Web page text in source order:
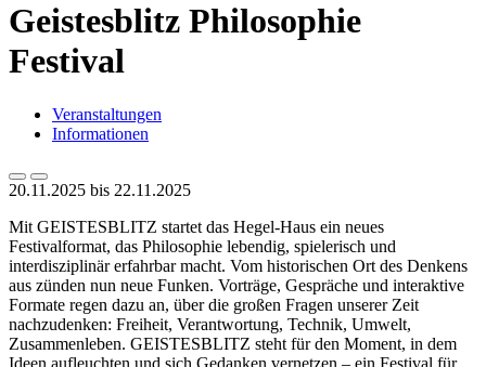
Geistesblitz Philosophie
Festival
Veranstaltungen
Informationen
20.11.2025 bis 22.11.2025
Mit GEISTESBLITZ startet das Hegel-Haus ein neues
Festivalformat, das Philosophie lebendig, spielerisch und
interdisziplinär erfahrbar macht. Vom historischen Ort des Denkens
aus zünden nun neue Funken. Vorträge, Gespräche und interaktive
Formate regen dazu an, über die großen Fragen unserer Zeit
nachzudenken: Freiheit, Verantwortung, Technik, Umwelt,
Zusammenleben. GEISTESBLITZ steht für den Moment, in dem
Ideen aufleuchten und sich Gedanken vernetzen – ein Festival für